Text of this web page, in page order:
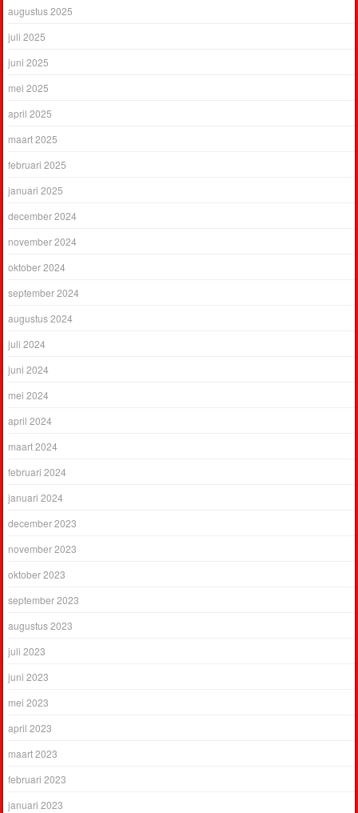
augustus 2025
juli 2025
juni 2025
mei 2025
april 2025
maart 2025
februari 2025
januari 2025
december 2024
november 2024
oktober 2024
september 2024
augustus 2024
juli 2024
juni 2024
mei 2024
april 2024
maart 2024
februari 2024
januari 2024
december 2023
november 2023
oktober 2023
september 2023
augustus 2023
juli 2023
juni 2023
mei 2023
april 2023
maart 2023
februari 2023
januari 2023